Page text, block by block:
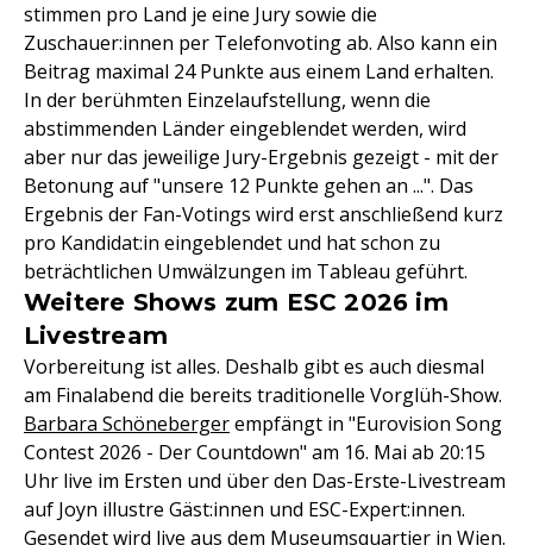
stimmen pro Land je eine Jury sowie die
Zuschauer:innen per Telefonvoting ab. Also kann ein
Beitrag maximal 24 Punkte aus einem Land erhalten.
In der berühmten Einzelaufstellung, wenn die
abstimmenden Länder eingeblendet werden, wird
aber nur das jeweilige Jury-Ergebnis gezeigt - mit der
Betonung auf "unsere 12 Punkte gehen an ...". Das
Ergebnis der Fan-Votings wird erst anschließend kurz
pro Kandidat:in eingeblendet und hat schon zu
beträchtlichen Umwälzungen im Tableau geführt.
Weitere Shows zum ESC 2026 im
Livestream
Vorbereitung ist alles. Deshalb gibt es auch diesmal
am Finalabend die bereits traditionelle Vorglüh-Show.
Barbara Schönebergerempfängt in "Eurovision Song
Contest 2026 - Der Countdown" am 16. Mai ab 20:15
Uhr live im Ersten und über den Das-Erste-Livestream
auf Joyn illustre Gäst:innen und ESC-Expert:innen.
Gesendet wird live aus dem Museumsquartier in Wien.